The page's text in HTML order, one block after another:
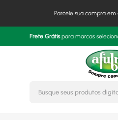
Parcele sua compra
Frete Grátispara marcas